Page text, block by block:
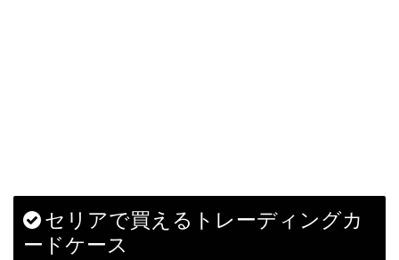
セリアで買えるトレーディングカ
ードケース